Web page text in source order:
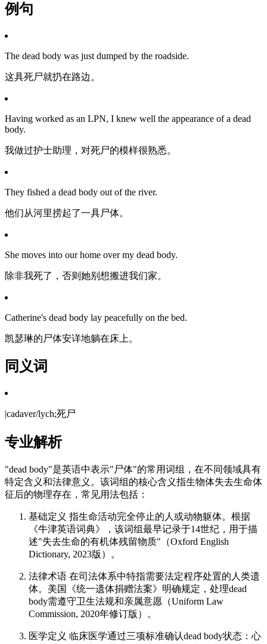
例句
The dead body was just dumped by the roadside.
这具死尸就扔在路边。
Having worked as an LPN, I knew well the appearance of a dead
body.
我做过护士助理，对死尸的模样很熟悉。
They fished a dead body out of the river.
他们从河里捞起了一具尸体。
She moves into our home over my dead body.
除非我死了，否则她别想搬进我们家。
Catherine's dead body lay peacefully on the bed.
凯瑟琳的尸体安详地躺在床上。
同义词
|cadaver/lych;死尸
专业解析
"dead body"是英语中表示"尸体"的常用词组，在不同领域具有
特定含义和法律意义。该词组的核心含义指生物体失去生命体
征后的物理存在，常见用法包括：
基础定义 指生命活动完全停止的人或动物躯体。根据
《牛津英语词典》，该词组最早记录于14世纪，用于描
述"失去生命的有机体残留物质"（Oxford English
Dictionary, 2023版）。
法律术语 在司法体系中特指需要法定程序处置的人类遗
体。美国《统一遗体捐赠法案》明确规定，处理dead
body需遵守卫生法规和亲属意愿（Uniform Law
Commission, 2020年修订版）。
医学定义 临床医学通过三项标准确认dead body状态：心